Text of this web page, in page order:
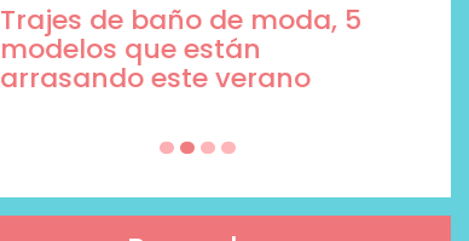
Trajes de baño de moda, 5
modelos que están
arrasando este verano